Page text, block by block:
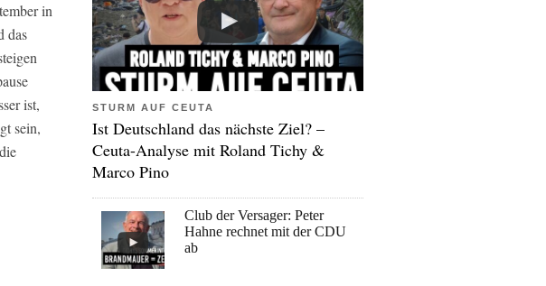
in
das
ist,
sein,
STURM AUF CEUTA
Ist Deutschland das nächste Ziel? –
Ceuta-Analyse mit Roland Tichy &
Marco Pino
Club der Versager: Peter
Hahne rechnet mit der CDU
ab